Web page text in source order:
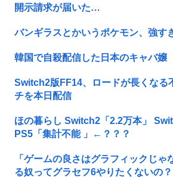
開示請求が届いた…
バンギラスとかいうポケモン、強す
韓国で自殺配信した日本のキャバ嬢
Switch2版FF14、ロードが長くなる
チを本日配信
ほの暮らし Switch2「2.2万本」
PS5「集計不能 」←？？？
「ゲームの良さはグラフィックじゃ
る奴ってグラセフ6やりたくないの？